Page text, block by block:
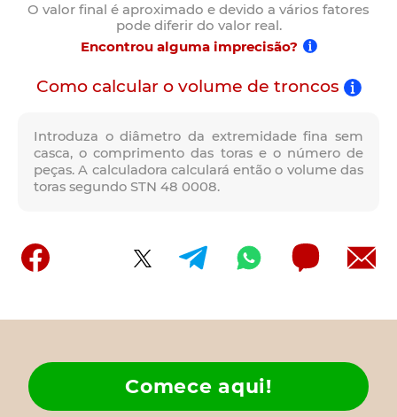
Como calcular o volume de troncos
Introduza o diâmetro da extremidade fina sem
casca, o comprimento das toras e o número de
peças. A calculadora calculará então o volume das
toras segundo STN 48 0008.
O valor final é aproximado e devido a vários fatores
pode diferir do valor real.
Encontrou alguma imprecisão?
Comece aqui!